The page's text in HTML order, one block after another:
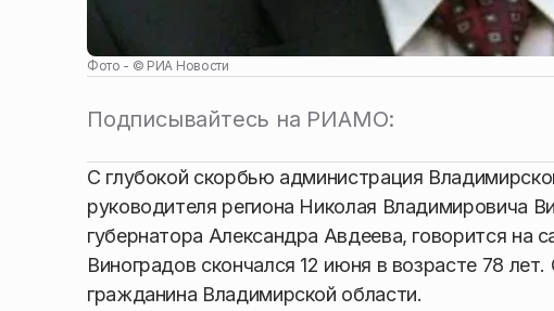
Фото - © РИА Новости
Подписывайтесь на РИАМО:
С глубокой скорбью администрация
руководителя региона Николая Владимировича
губернатора Александра Авдеева, говорится на
Виноградов скончался 12 июня в возрасте 78
гражданина Владимирской области.